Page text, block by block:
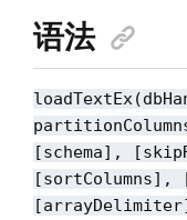
语法
[schema],
[sortColumns],